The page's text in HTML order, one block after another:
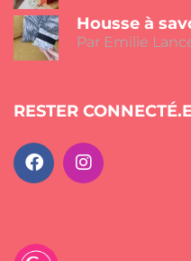
Housse à
Par Emilie
RESTER